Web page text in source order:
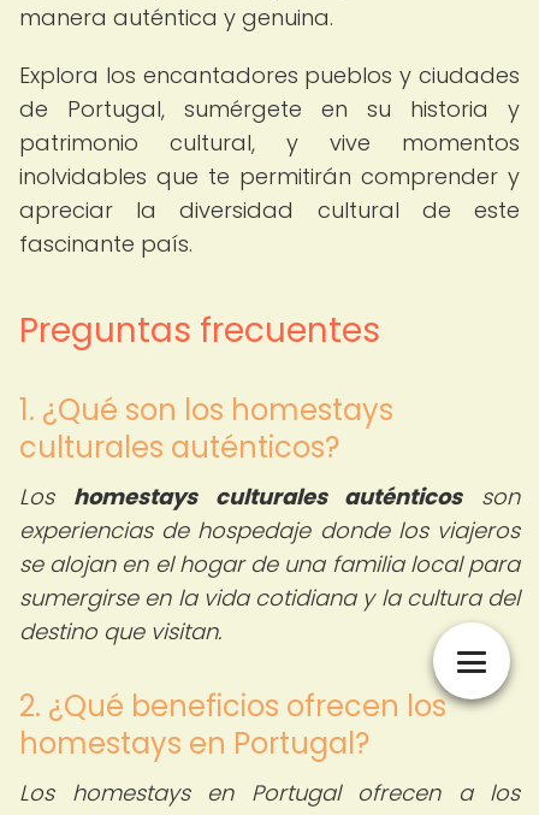
manera auténtica y genuina.
Explora los encantadores pueblos y ciudades
de Portugal, sumérgete en su historia y
patrimonio cultural, y vive momentos
inolvidables que te permitirán comprender y
apreciar la diversidad cultural de este
fascinante país.
Preguntas frecuentes
1. ¿Qué son los homestays
culturales auténticos?
Los homestays culturales auténticosson
experiencias de hospedaje donde los viajeros
se alojan en el hogar de una familia local para
sumergirse en la vida cotidiana y la cultura del
destino que visitan.
2. ¿Qué beneficios ofrecen los
homestays en Portugal?
Los homestays en Portugal ofrecen a los